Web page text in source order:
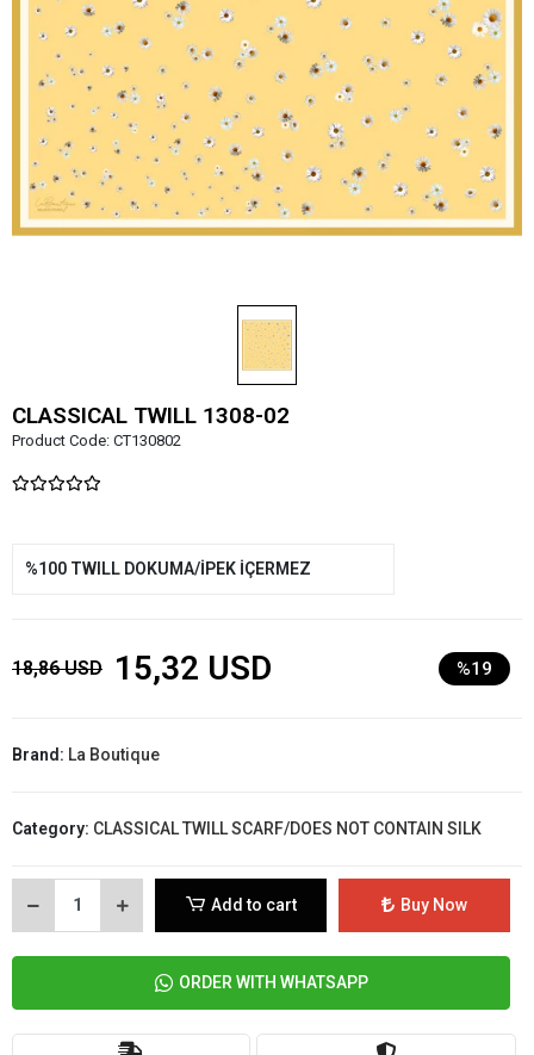
CLASSICAL TWILL 1308-02
Product Code: CT130802
%100 TWILL DOKUMA/İPEK İÇERMEZ
18,86 USD 15,32 USD %19
Brand: La Boutique
Category: CLASSICAL TWILL SCARF/DOES NOT CONTAIN SILK
Add to cart Buy Now
ORDER WITH WHATSAPP